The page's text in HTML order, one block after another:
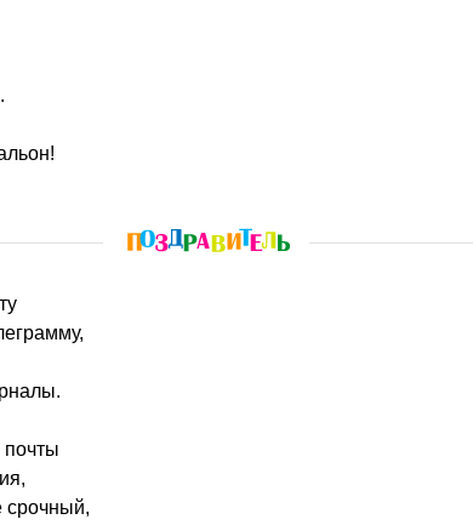
почты
срочный,